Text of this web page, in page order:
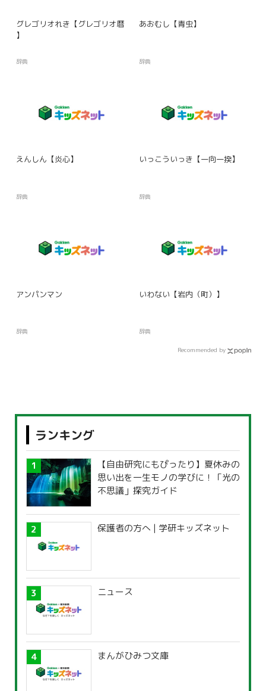
グレゴリオれき【グレゴリオ暦
】
辞典
あおむし【青虫】
辞典
えんしん【炎心】
辞典
いっこういっき【一向一揆】
辞典
アンパンマン
辞典
いわない【岩内（町）】
辞典
Recommended by
ランキング
【自由研究にもぴったり】夏休みの
思い出を一生モノの学びに！「光の
不思議」探究ガイド
保護者の方へ | 学研キッズネット
ニュース
まんがひみつ文庫